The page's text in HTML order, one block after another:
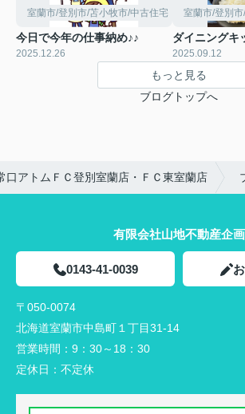
室蘭市/登別市/苫小牧市/中古住宅
今日で今年の仕事納め♪♪
2025.12.26
室蘭市/登別
ダイニングキ
2025.09.12
もっと見る
ブログトップへ
アトムＦＣ登別室蘭店・ＦＣ東室蘭店
有限会社山地不動産企画
0143-41-0039
〒050-0074
北海道室蘭市中島町１丁目31-14
営業時間： 9：30～18：30
定休日： 不定休